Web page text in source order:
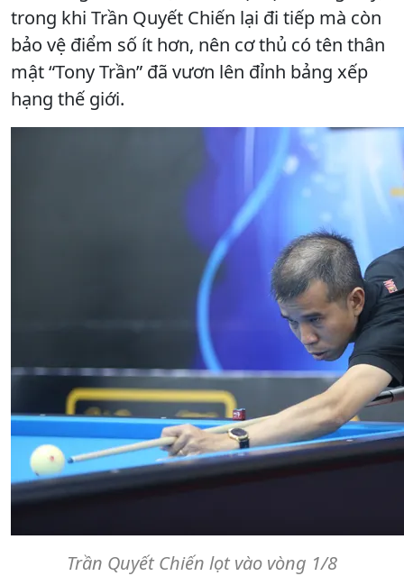
trong khi Trần Quyết Chiến lại đi tiếp mà còn
bảo vệ điểm số ít hơn, nên cơ thủ có tên thân
mật “Tony Trần” đã vươn lên đỉnh bảng xếp
hạng thế giới.
Trần Quyết Chiến lọt vào vòng 1/8